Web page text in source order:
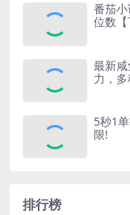
番茄
位数【
最新
力，
5秒1
限!
排行榜